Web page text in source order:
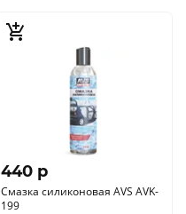
440 p
Смазка силиконовая AVS AVK-
199